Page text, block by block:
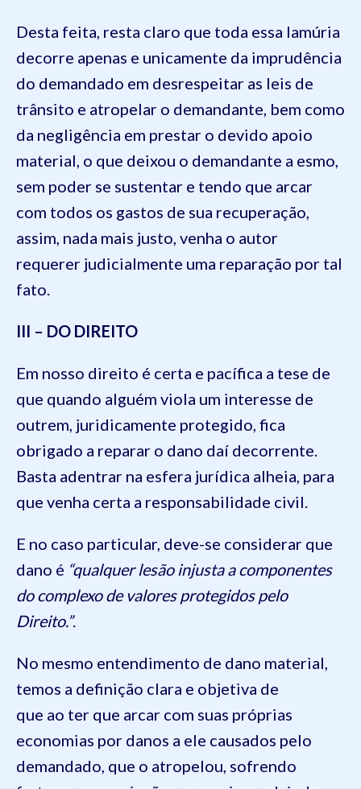
Desta feita, resta claro que toda essa lamúria
decorre apenas e unicamente da imprudência
do demandado em desrespeitar as leis de
trânsito e atropelar o demandante, bem como
da negligência em prestar o devido apoio
material, o que deixou o demandante a esmo,
sem poder se sustentar e tendo que arcar
com todos os gastos de sua recuperação,
assim, nada mais justo, venha o autor
requerer judicialmente uma reparação por tal
fato.
III – DO DIREITO
Em nosso direito é certa e pacífica a tese de
que quando alguém viola um interesse de
outrem, juridicamente protegido, fica
obrigado a reparar o dano daí decorrente.
Basta adentrar na esfera jurídica alheia, para
que venha certa a responsabilidade civil.
E no caso particular, deve-se considerar que
dano é “qualquer lesão injusta a componentes
do complexo de valores protegidos pelo
Direito.”.
No mesmo entendimento de dano material,
temos a definição clara e objetiva de
que ao ter que arcar com suas próprias
economias por danos a ele causados pelo
demandado, que o atropelou, sofrendo